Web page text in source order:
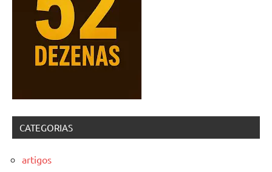
CATEGORIAS
artigos